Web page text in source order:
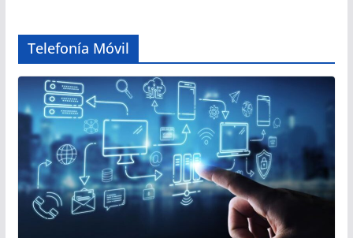
Telefonía Móvil